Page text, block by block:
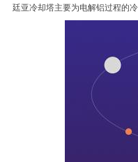
廷亚冷却塔主要为电解铝过程的冷